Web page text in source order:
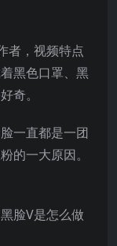
者，视频特点
黑色口罩、黑
奇。
一直都是一团
的一大原因。